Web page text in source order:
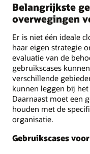
Belangrijkste
overwegingen
Er is niet één ideale
haar eigen strategie
evaluatie van de
gebruikscases
verschillende
kunnen leggen bij
Daarnaast moet een
houden met de
organisatie.
Gebruikscases